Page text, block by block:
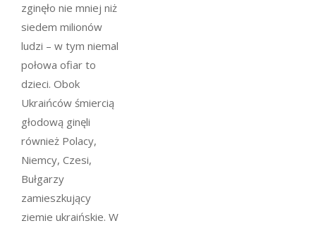
zginęło nie mniej niż
siedem milionów
ludzi – w tym niemal
połowa ofiar to
dzieci. Obok
Ukraińców śmiercią
głodową ginęli
również Polacy,
Niemcy, Czesi,
Bułgarzy
zamieszkujący
ziemie ukraińskie. W